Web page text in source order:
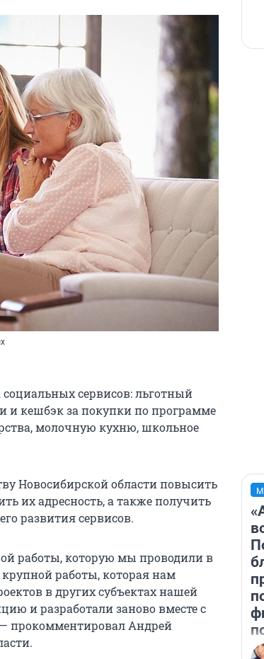
сервисов: льготный
и кешбэк за покупки по программе
молочную кухню, школьное
Новосибирской области повысить
их адресность, а также получить
развития сервисов.
работы, которую мы проводили в
крупной работы, которая нам
в других субъектах нашей
и разработали заново вместе с
прокомментировал Андрей